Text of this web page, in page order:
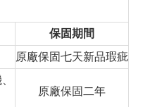
保固期間
原廠保固七天新品瑕疵
原廠保固二年